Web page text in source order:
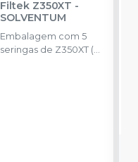
Filtek Z350XT -
SOLVENTUM
Embalagem com 5
seringas de Z350XT (